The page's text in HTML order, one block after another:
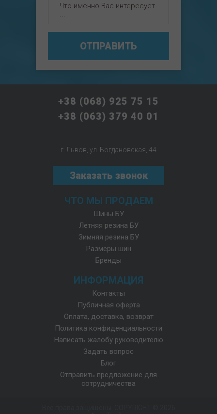
ОТПРАВИТЬ
+38 (068) 925 75 15
+38 (063) 379 40 01
г. Львов, ул. Богдановская, 44
Заказать звонок
ЧТО МЫ ПРОДАЕМ
Шины БУ
Летняя резина БУ
Зимняя резина БУ
Размеры шин
Бренды
ИНФОРМАЦИЯ
Контакты
Публичная оферта
Оплата, доставка, возврат
Политика конфиденциальности
Написать жалобу руководителю
Задать вопрос
Блог
Отправить предложение для
сотрудничества